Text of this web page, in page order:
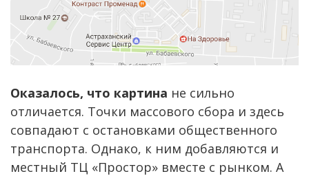
Оказалось, что картина не сильно
отличается. Точки массового сбора и здесь
совпадают с остановками общественного
транспорта. Однако, к ним добавляются и
местный ТЦ «Простор» вместе с рынком. А